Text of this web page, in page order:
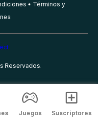
Términos y
Reservados.
Juegos Suscriptores